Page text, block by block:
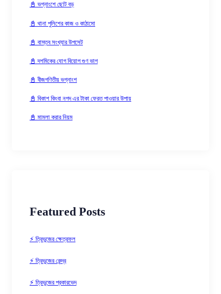
📓 ভগ্নাংশে ছোট বড়
📓 থানা পুলিশের কাজ ও কাঠামো
📓 বাস্তব সংখ্যার উপসেট
📓 দশমিকের যোগ বিয়োগ গুণ ভাগ
📓 বীজগণিতীয় ভগ্নাংশ
📓 বিকাশ কিংবা নগদ এর টাকা ফেরত পাওয়ার উপায়
📓 মামলা করার নিয়ম
Featured Posts
⚡ ত্রিভুজের ক্ষেত্রফল
⚡ ত্রিভুজের কেন্দ্র
⚡ ত্রিভুজের প্রকারভেদ